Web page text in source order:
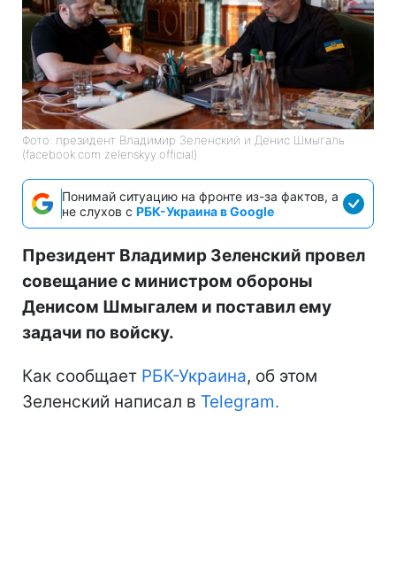
Фото: президент Владимир Зеленский и Денис Шмыгаль
(facebook.com zelenskyy.official)
Понимай ситуацию на фронте из-за фактов, а
не слухов с РБК-Украина в Google
Президент Владимир Зеленский провел
совещание с министром обороны
Денисом Шмыгалем и поставил ему
задачи по войску.
Как сообщает РБК-Украина, об этом
Зеленский написал в Telegram.